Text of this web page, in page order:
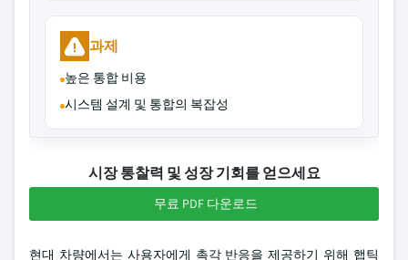
과제
높은 통합 비용
시스템 설계 및 통합의 복잡성
시장 통찰력 및 성장 기회를 얻으세요
무료 PDF 다운로드
현대 차량에서는 사용자에게 촉각 반응을 제공하기 위해 햅틱